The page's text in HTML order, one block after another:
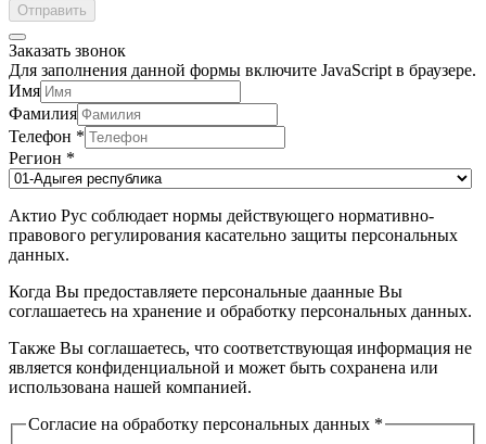
Отправить
Заказать звонок
Для заполнения данной формы включите JavaScript в браузере.
Имя
Фамилия
Телефон *
Регион *
Актио Рус соблюдает нормы действующего нормативно-
правового регулирования касательно защиты персональных
данных.
Когда Вы предоставляете персональные даанные Вы
соглашаетесь на хранение и обработку персональных данных.
Также Вы соглашаетесь, что соответствующая информация не
является конфиденциальной и может быть сохранена или
использована нашей компанией.
Согласие на обработку персональных данных *